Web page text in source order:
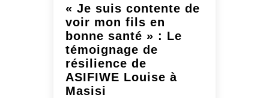
« Je suis contente de
voir mon fils en
bonne santé » : Le
témoignage de
résilience de
ASIFIWE Louise à
Masisi